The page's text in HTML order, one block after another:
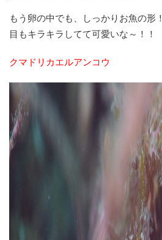
もう卵の中でも、しっかりお魚の形！
目もキラキラしてて可愛いな～！！
クマドリカエルアンコウ